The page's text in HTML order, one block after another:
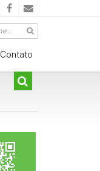
Contato